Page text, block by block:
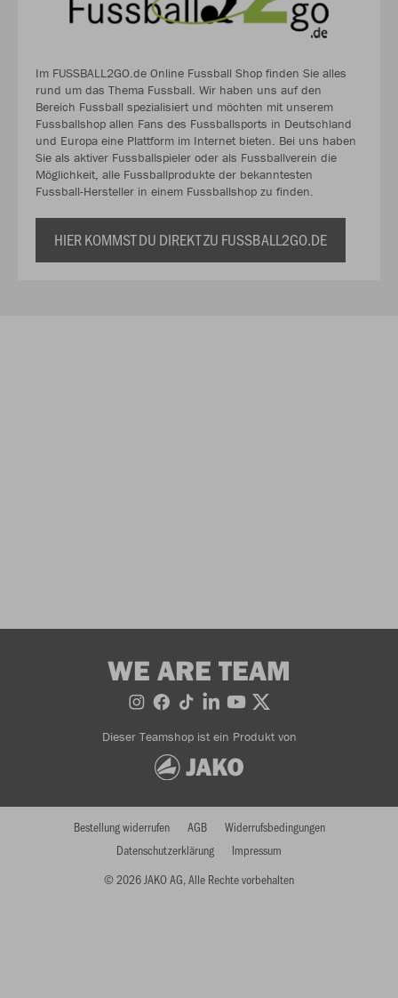
Im FUSSBALL2GO.de Online Fussball Shop finden Sie alles
rund um das Thema Fussball. Wir haben uns auf den
Bereich Fussball spezialisiert und möchten mit unserem
Fussballshop allen Fans des Fussballsports in Deutschland
und Europa eine Plattform im Internet bieten. Bei uns haben
Sie als aktiver Fussballspieler oder als Fussballverein die
Möglichkeit, alle Fussballprodukte der bekanntesten
Fussball-Hersteller in einem Fussballshop zu finden.
HIER KOMMST DU DIREKT ZU FUSSBALL2GO.DE
WE ARE TEAM
Dieser Teamshop ist ein Produkt von
© 2026 JAKO AG, Alle Rechte vorbehalten
Bestellung widerrufen AGB
Widerrufsbedingungen
Datenschutzerklärung
Impressum